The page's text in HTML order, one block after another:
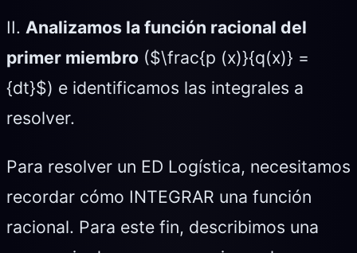
II. Analizamos la función racional del
primer miembro ($\frac{p (x)}{q(x)} =
{dt}$) e identificamos las integrales a
resolver.
Para resolver un ED Logística, necesitamos
recordar cómo INTEGRAR una función
racional. Para este fin, describimos una